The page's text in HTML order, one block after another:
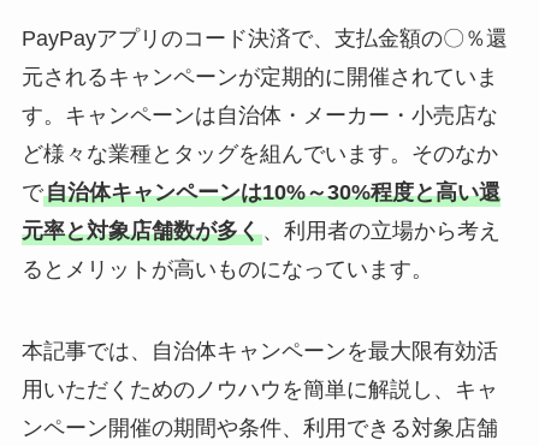
PayPayアプリのコード決済で、支払金額の〇％還
元されるキャンペーンが定期的に開催されていま
す。キャンペーンは自治体・メーカー・小売店な
ど様々な業種とタッグを組んでいます。そのなか
で自治体キャンペーンは10%～30%程度と高い還
元率と対象店舗数が多く、利用者の立場から考え
るとメリットが高いものになっています。
本記事では、自治体キャンペーンを最大限有効活
用いただくためのノウハウを簡単に解説し、キャ
ンペーン開催の期間や条件、利用できる対象店舗